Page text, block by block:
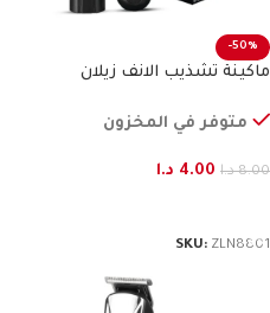
-50%
ماكينة تشذيب الانف زيلان
متوفر في المخزون
8.00 د.ا 4.00 د.ا
SKU: ZLN8801